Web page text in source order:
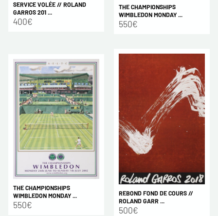
SERVICE VOLÉE // ROLAND
GARROS 201 ...
400€
THE CHAMPIONSHIPS
WIMBLEDON MONDAY ...
550€
THE CHAMPIONSHIPS
WIMBLEDON MONDAY ...
550€
REBOND FOND DE COURS //
ROLAND GARR ...
500€